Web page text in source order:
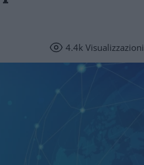
4.4kVisualizzazioni